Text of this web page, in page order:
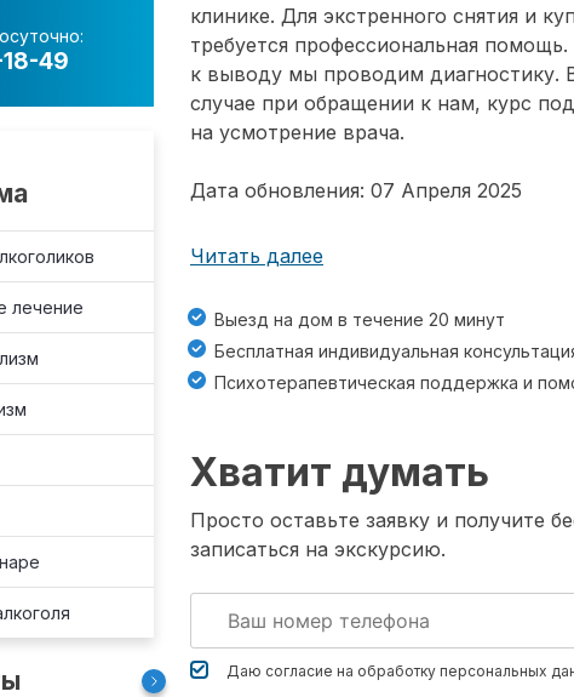
49
лечение
клинике. Для экстренного снятия и
требуется профессиональная
к выводу мы проводим диагностику.
случае при обращении к нам, курс
на усмотрение врача.
Дата обновления: 07 Апреля 2025
Читать далее
Выезд на дом в течение 20 минут
Бесплатная индивидуальная
Психотерапевтическая поддержка и
Хватит думать
Просто оставьте заявку и получите
записаться на экскурсию.
Даю согласие на обработку персональных